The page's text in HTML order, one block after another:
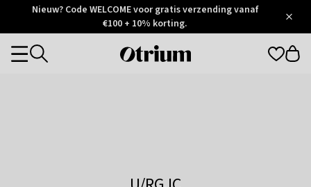
Otrium
Trustpilot
Nieuw? Code WELCOME voor gratis verzending vanaf
€100 + 10% korting.
Otrium
Categories